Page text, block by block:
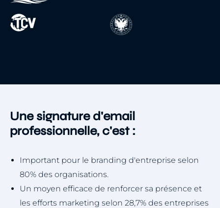
Une signature d'email
professionnelle, c'est :
Important pour le branding d'entreprise selon
80% des organisations.
Un moyen efficace de renforcer sa présence et
les efforts marketing selon 28,7% des entreprises